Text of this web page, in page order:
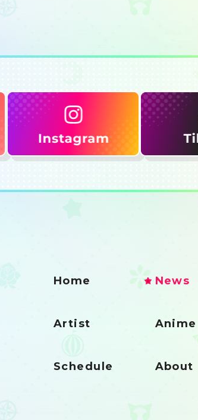
Home News
Artist Anime
Schedule About